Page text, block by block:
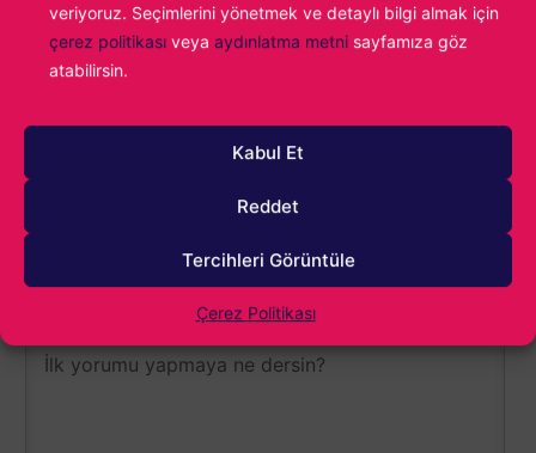
veriyoruz. Seçimlerini yönetmek ve detaylı bilgi almak için
çerez politikası veya aydınlatma metni sayfamıza göz
atabilirsin.
Kabul Et
Reddet
Tercihleri Görüntüle
Çerez Politikası